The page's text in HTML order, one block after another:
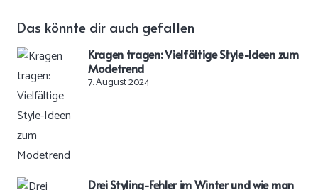
Das könnte dir auch gefallen
Kragen tragen: Vielfältige Style-Ideen zum
Modetrend
7. August 2024
Drei Styling-Fehler im Winter und wie man